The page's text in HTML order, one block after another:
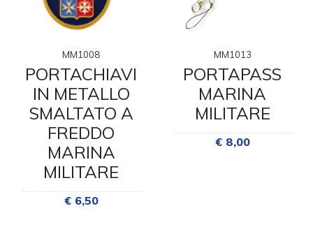
MM1008
PORTACHIAVI
IN METALLO
SMALTATO A
FREDDO
MARINA
MILITARE
€ 6,50
MM1013
PORTAPASS
MARINA
MILITARE
€ 8,00